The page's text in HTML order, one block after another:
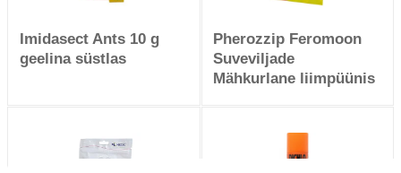
Imidasect Ants 10 g
geelina süstlas
Pherozzip Feromoon
Suveviljade
Mähkurlane liimpüünis